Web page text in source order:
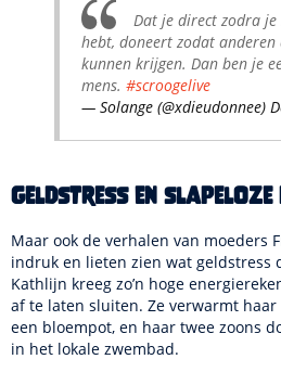
Dat je direct zodra je
hebt, doneert zodat anderen
kunnen krijgen. Dan ben je
mens. #scroogelive
— Solange (@xdieudonnee)
Geldstress en slapeloze
Maar ook de verhalen van moeders
indruk en lieten zien wat geldstress
Kathlijn kreeg zo’n hoge
af te laten sluiten. Ze verwarmt
een bloempot, en haar twee zoons
in het lokale zwembad.